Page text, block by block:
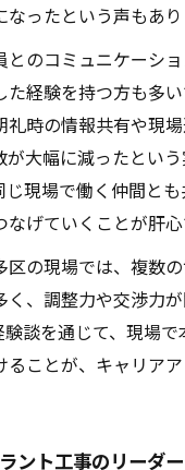
ったという声もあり
とのコミュニケーシ
た経験を持つ方も多
礼時の情報共有や現
が大幅に減ったとい
じ現場で働く仲間と
げていくことが肝心
区の現場では、複数
く、調整力や交渉力
談を通じて、現場
ることが、キャリア
ント工事のリーダ